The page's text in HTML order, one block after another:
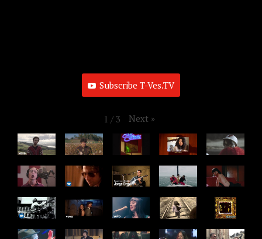
Subscribe T-Ves.TV
1 / 3 Next »